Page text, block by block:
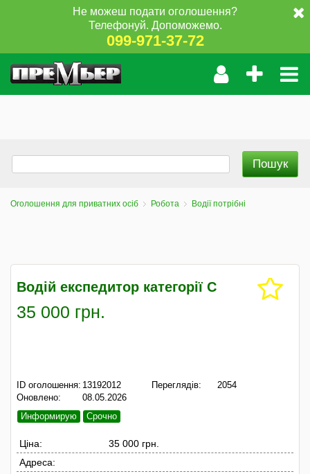
Не можеш подати оголошення?
Телефонуй. Допоможемо.
099-971-37-72
Оголошення для приватних осіб Робота Водії потрібні
Водій експедитор категорії С
35 000 грн.
ID оголошення: 13192012
Оновлено:
08.05.2026
Переглядів: 2054
Информирую Срочно
Ціна:
35 000 грн.
Адреса: